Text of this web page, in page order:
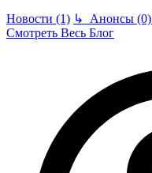
Новости (1) ↳ Анонсы (0)
Смотреть Весь Блог